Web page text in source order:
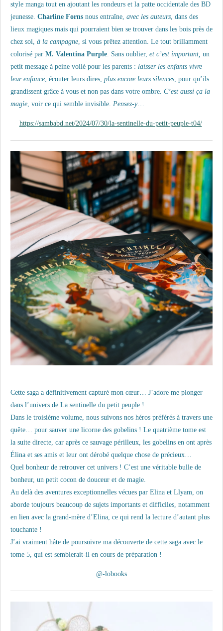
style manga tout en ajoutant les rondeurs et la patte occidentale des BD
jeunesse. Charline Forns nous entraîne, avec les auteurs, dans des
lieux magiques mais qui pourraient bien se trouver dans les bois près de
chez soi, à la campagne, si vous prêtez attention. Le tout brillamment
colorisé par M. Valentina Purple. Sans oublier, et c’est important, un
petit message à peine voilé pour les parents : laisser les enfants vivre
leur enfance, écouter leurs dires, plus encore leurs silences, pour qu’ils
grandissent grâce à vous et non pas dans votre ombre. C’est aussi ça la
magie, voir ce qui semble invisible. Pensez-y…
https://sambabd.net/2024/07/30/la-sentinelle-du-petit-peuple-t04/
Cette saga a définitivement capturé mon cœur… J’adore me plonger
dans l’univers de La sentinelle du petit peuple !
Dans le troisième volume, nous suivons nos héros préférés à travers une
quête… pour sauver une licorne des gobelins ! Le quatrième tome est
la suite directe, car après ce sauvage périlleux, les gobelins en ont après
Élina et ses amis et leur ont dérobé quelque chose de précieux…
Quel bonheur de retrouver cet univers ! C’est une véritable bulle de
bonheur, un petit cocon de douceur et de magie.
Au delà des aventures exceptionnelles vécues par Elina et Llyam, on
aborde toujours beaucoup de sujets importants et difficiles, notamment
en lien avec la grand-mère d’Elina, ce qui rend la lecture d’autant plus
touchante !
J’ai vraiment hâte de poursuivre ma découverte de cette saga avec le
tome 5, qui est semblerait-il en cours de préparation !
@-lobooks